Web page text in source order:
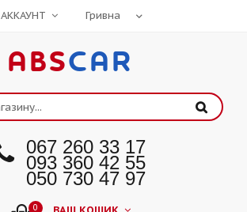
ABSCAR
067 260 33 17
093 360 42 55
050 730 47 97
0